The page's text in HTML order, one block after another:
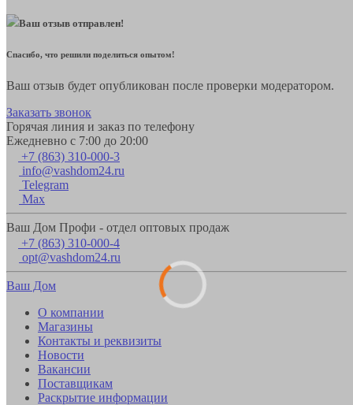
Ваш отзыв отправлен!
Спасибо, что решили поделиться опытом!
Ваш отзыв будет опубликован после проверки модератором.
Заказать звонок
Горячая линия и заказ по телефону
Ежедневно с 7:00 до 20:00
+7 (863) 310-000-3
info@vashdom24.ru
Telegram
Max
Ваш Дом Профи - отдел оптовых продаж
+7 (863) 310-000-4
opt@vashdom24.ru
Ваш Дом
О компании
Магазины
Контакты и реквизиты
Новости
Вакансии
Поставщикам
Раскрытие информации